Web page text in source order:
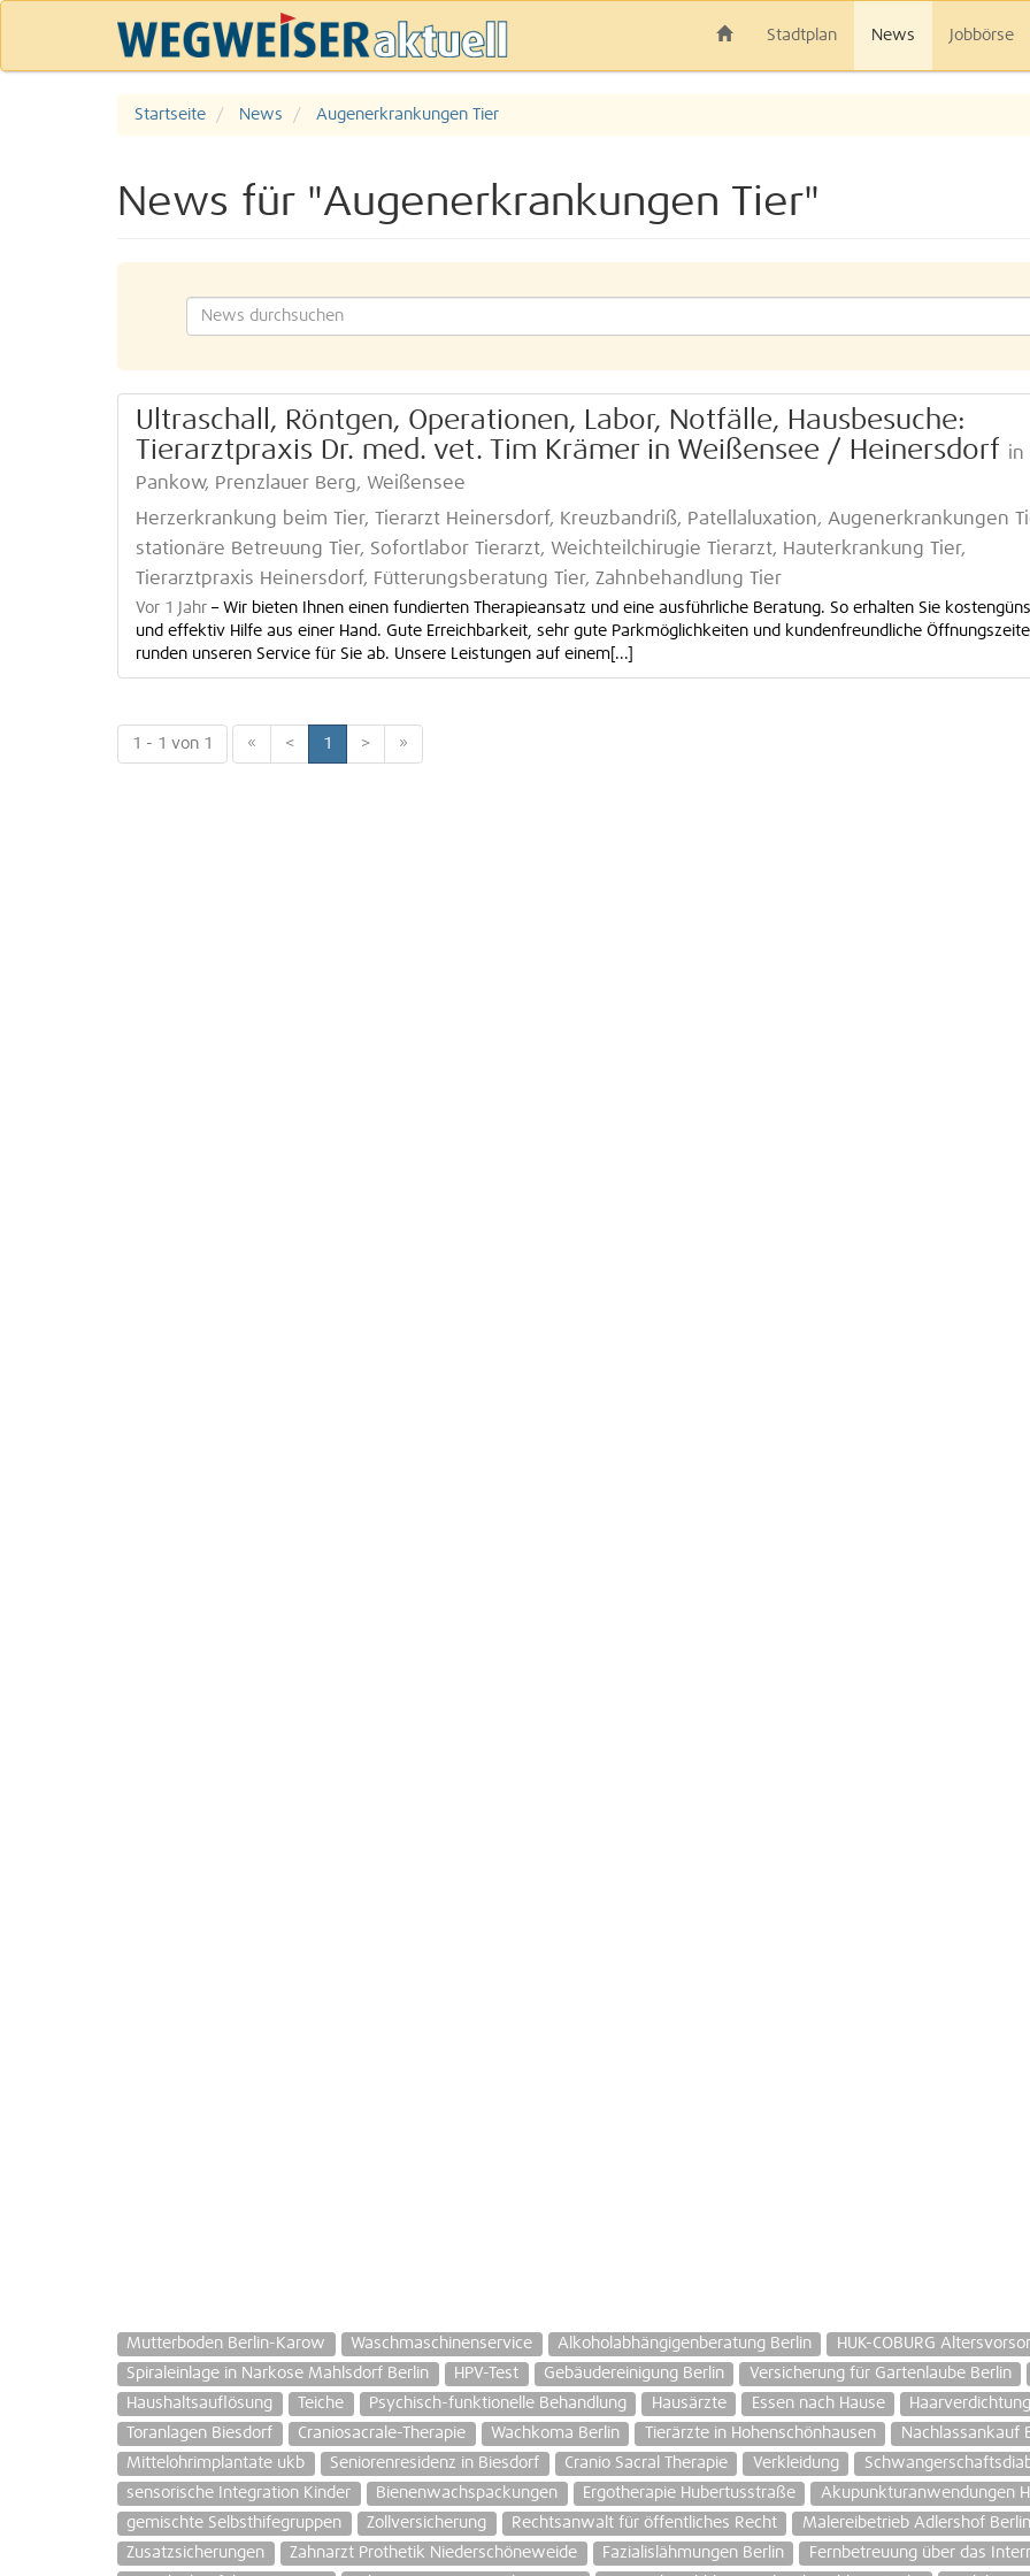
Stadtplan News Jobbörse
Startseite News Augenerkrankungen Tier
News für "Augenerkrankungen Tier"
Ultraschall, Röntgen, Operationen, Labor, Notfälle, Hausbesuche:
Tierarztpraxis Dr. med. vet. Tim Krämer in Weißensee / Heinersdorf in
Pankow, Prenzlauer Berg, Weißensee
Herzerkrankung beim Tier, Tierarzt Heinersdorf, Kreuzbandriß, Patellaluxation, Augenerkrankungen
stationäre Betreuung Tier, Sofortlabor Tierarzt, Weichteilchirugie Tierarzt, Hauterkrankung Tier,
Tierarztpraxis Heinersdorf, Fütterungsberatung Tier, Zahnbehandlung Tier
Vor 1 Jahr – Wir bieten Ihnen einen fundierten Therapieansatz und eine ausführliche Beratung. So erhalten Sie
und effektiv Hilfe aus einer Hand. Gute Erreichbarkeit, sehr gute Parkmöglichkeiten und kundenfreundliche
runden unseren Service für Sie ab. Unsere Leistungen auf einem[...]
1 - 1 von 1 « < 1 > »
Mutterboden Berlin-Karow Waschmaschinenservice Alkoholabhängigenberatung Berlin HUK-COBURG
Spiraleinlage in Narkose Mahlsdorf Berlin
HPV-Test Gebäudereinigung Berlin Versicherung für Gartenlaube Berlin
Haushaltsauflösung
Teiche Psychisch-funktionelle Behandlung Hausärzte Essen nach Hause Haarverdichtung
Toranlagen Biesdorf
Craniosacrale-Therapie Wachkoma Berlin Tierärzte in Hohenschönhausen Nachlassankauf
Mittelohrimplantate ukb
Seniorenresidenz in Biesdorf Cranio Sacral Therapie Verkleidung
sensorische Integration Kinder
Bienenwachspackungen Ergotherapie Hubertusstraße Akupunkturanwendungen
gemischte Selbsthifegruppen
Zollversicherung Rechtsanwalt für öffentliches Recht Malereibetrieb Adlershof Berlin
Zusatzsicherungen
Zahnarzt Prothetik Niederschöneweide Fazialislähmungen Berlin Fernbetreuung über das